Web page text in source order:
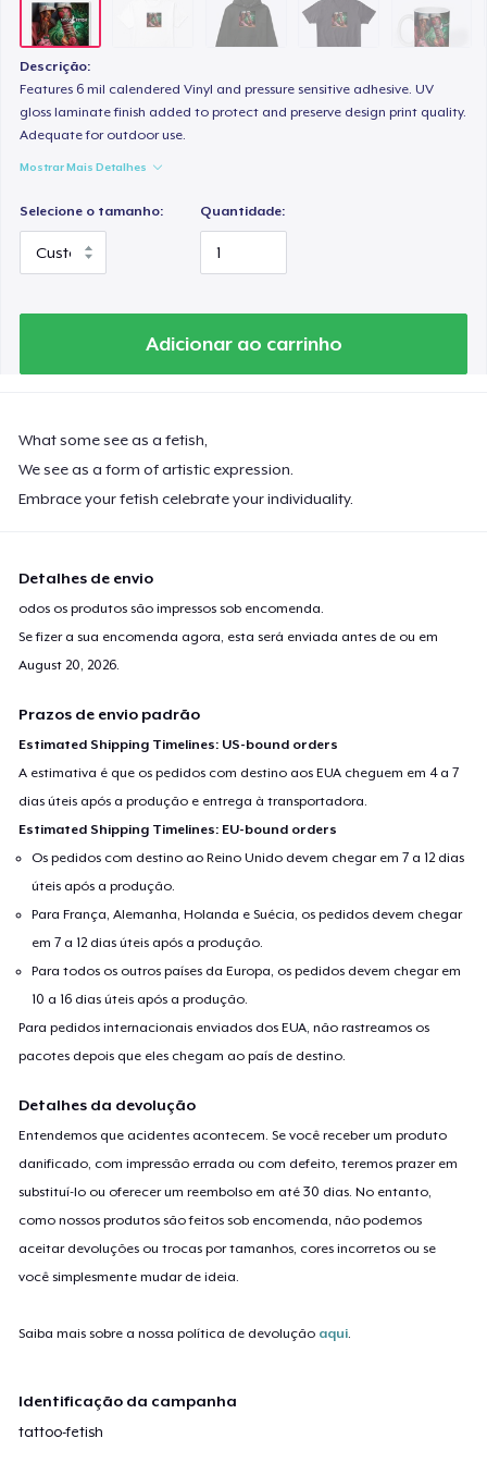
Descrição:
Features 6 mil calendered Vinyl and pressure sensitive adhesive. UV
gloss laminate finish added to protect and preserve design print quality.
Adequate for outdoor use.
Mostrar Mais Detalhes
Selecione o tamanho: Quantidade:
Adicionar ao carrinho
What some see as a fetish,
We see as a form of artistic expression.
Embrace your fetish celebrate your individuality.
Detalhes de envio
odos os produtos são impressos sob encomenda.
Se fizer a sua encomenda agora, esta será enviada antes de ou em
August 20, 2026.
Prazos de envio padrão
Estimated Shipping Timelines: US-bound orders
A estimativa é que os pedidos com destino aos EUA cheguem em 4 a 7
dias úteis após a produção e entrega à transportadora.
Estimated Shipping Timelines: EU-bound orders
Os pedidos com destino ao Reino Unido devem chegar em 7 a 12 dias
úteis após a produção.
Para França, Alemanha, Holanda e Suécia, os pedidos devem chegar
em 7 a 12 dias úteis após a produção.
Para todos os outros países da Europa, os pedidos devem chegar em
10 a 16 dias úteis após a produção.
Para pedidos internacionais enviados dos EUA, não rastreamos os
pacotes depois que eles chegam ao país de destino.
Detalhes da devolução
Entendemos que acidentes acontecem. Se você receber um produto
danificado, com impressão errada ou com defeito, teremos prazer em
substituí-lo ou oferecer um reembolso em até 30 dias. No entanto,
como nossos produtos são feitos sob encomenda, não podemos
aceitar devoluções ou trocas por tamanhos, cores incorretos ou se
você simplesmente mudar de ideia.
Saiba mais sobre a nossa política de devolução aqui.
Identificação da campanha
tattoo-fetish